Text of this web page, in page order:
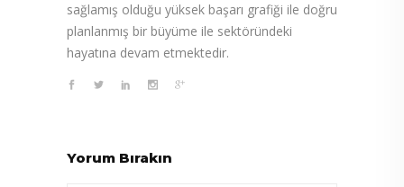
sağlamış olduğu yüksek başarı grafiği ile doğru
planlanmış bir büyüme ile sektöründeki
hayatına devam etmektedir.
Yorum Bırakın